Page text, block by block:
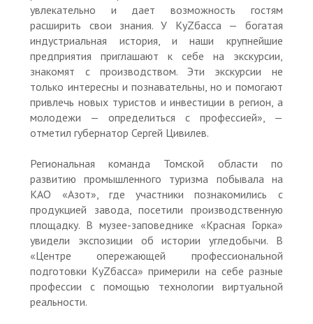
увлекательно и дает возможность гостям
расширить свои знания. У КуZбасса — богатая
индустриальная история, и наши крупнейшие
предприятия приглашают к себе на экскурсии,
знакомят с производством. Эти экскурсии не
только интересны и познавательны, но и помогают
привлечь новых туристов и инвестиции в регион, а
молодежи — определиться с профессией», —
отметил губернатор Сергей Цивилев.
Региональная команда Томской области по
развитию промышленного туризма побывала на
КАО «Азот», где участники познакомились с
продукцией завода, посетили производственную
площадку. В музее-заповеднике «Красная Горка»
увидели экспозиции об истории угледобычи. В
«Центре опережающей профессиональной
подготовки КуZбасса» примерили на себе разные
профессии с помощью технологии виртуальной
реальности.